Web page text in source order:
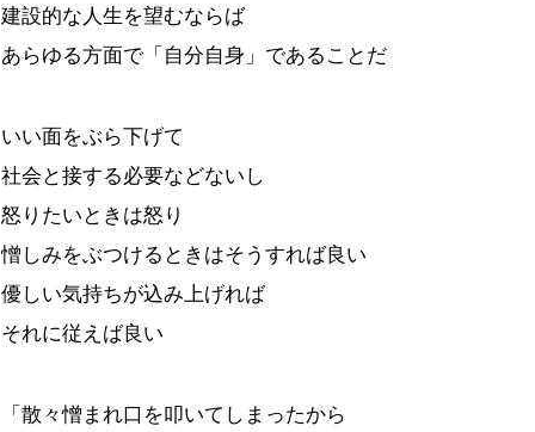
建設的な人生を望むならば
あらゆる方面で「自分自身」であることだ
いい面をぶら下げて
社会と接する必要などないし
怒りたいときは怒り
憎しみをぶつけるときはそうすれば良い
優しい気持ちが込み上げれば
それに従えば良い
「散々憎まれ口を叩いてしまったから